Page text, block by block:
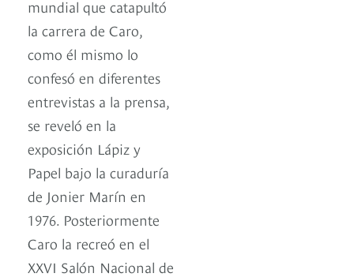
mundial que catapultó
la carrera de Caro,
como él mismo lo
confesó en diferentes
entrevistas a la prensa,
se reveló en la
exposición Lápiz y
Papel bajo la curaduría
de Jonier Marín en
1976. Posteriormente
Caro la recreó en el
XXVI Salón Nacional de